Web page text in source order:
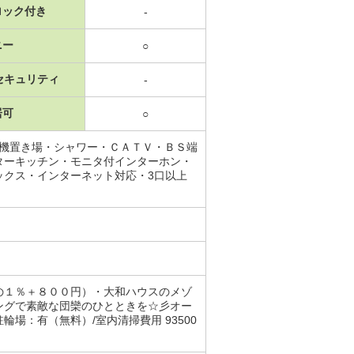
ク付き -
ー ○
キュリティ -
可 ○
置き場・シャワー・ＣＡＴＶ・ＢＳ端
キッチン・モニタ付インターホン・
ス・インターネット対応・3口以上
％＋８００円）・大和ハウスのメゾ
グで素敵な団欒のひとときを☆彡オー
場：有（無料）/室内清掃費用 93500